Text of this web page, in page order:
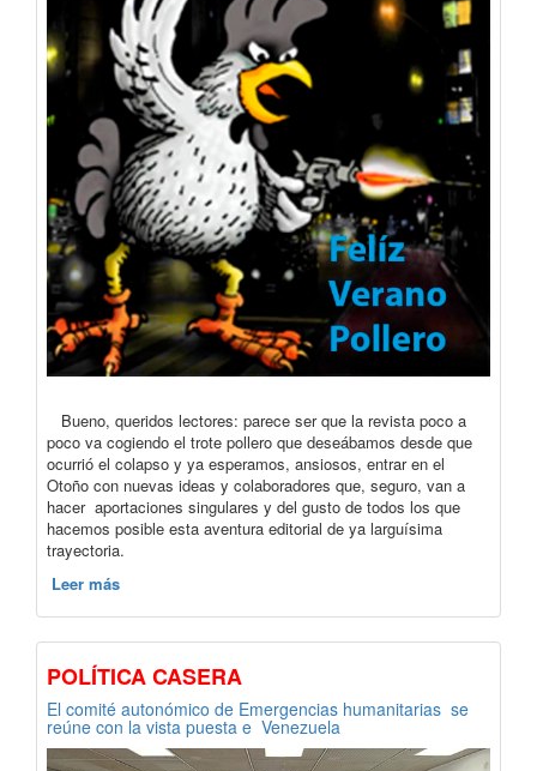
Bueno, queridos lectores: parece ser que la revista poco a
poco va cogiendo el trote pollero que deseábamos desde que
ocurrió el colapso y ya esperamos, ansiosos, entrar en el
Otoño con nuevas ideas y colaboradores que, seguro, van a
hacer aportaciones singulares y del gusto de todos los que
hacemos posible esta aventura editorial de ya larguísima
trayectoria.
Leer más
POLÍTICA CASERA
El comité autonómico de Emergencias humanitarias se
reúne con la vista puesta e Venezuela